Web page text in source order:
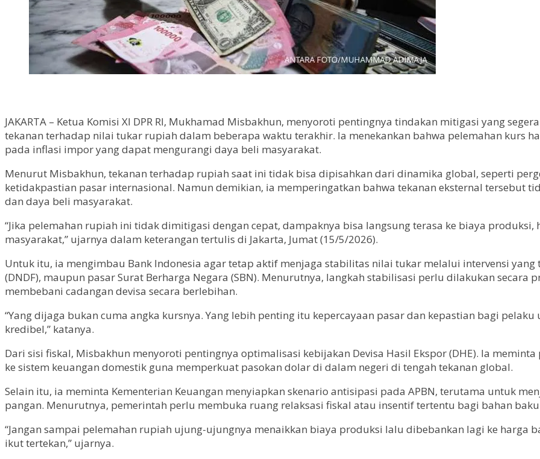
JAKARTA – Ketua Komisi XI DPR RI, Mukhamad Misbakhun, menyoroti pentingnya tindakan mitigasi yang
tekanan terhadap nilai tukar rupiah dalam beberapa waktu terakhir. Ia menekankan bahwa pelemahan kurs
pada inflasi impor yang dapat mengurangi daya beli masyarakat.
Menurut Misbakhun, tekanan terhadap rupiah saat ini tidak bisa dipisahkan dari dinamika global, seperti
ketidakpastian pasar internasional. Namun demikian, ia memperingatkan bahwa tekanan eksternal tersebut
dan daya beli masyarakat.
“Jika pelemahan rupiah ini tidak dimitigasi dengan cepat, dampaknya bisa langsung terasa ke biaya
masyarakat,” ujarnya dalam keterangan tertulis di Jakarta, Jumat (15/5/2026).
Untuk itu, ia mengimbau Bank Indonesia agar tetap aktif menjaga stabilitas nilai tukar melalui intervensi yang
(DNDF), maupun pasar Surat Berharga Negara (SBN). Menurutnya, langkah stabilisasi perlu dilakukan secara
membebani cadangan devisa secara berlebihan.
“Yang dijaga bukan cuma angka kursnya. Yang lebih penting itu kepercayaan pasar dan kepastian bagi
kredibel,” katanya.
Dari sisi fiskal, Misbakhun menyoroti pentingnya optimalisasi kebijakan Devisa Hasil Ekspor (DHE). Ia
ke sistem keuangan domestik guna memperkuat pasokan dolar di dalam negeri di tengah tekanan global.
Selain itu, ia meminta Kementerian Keuangan menyiapkan skenario antisipasi pada APBN, terutama untuk
pangan. Menurutnya, pemerintah perlu membuka ruang relaksasi fiskal atau insentif tertentu bagi bahan
“Jangan sampai pelemahan rupiah ujung-ujungnya menaikkan biaya produksi lalu dibebankan lagi ke harga
ikut tertekan,” ujarnya.